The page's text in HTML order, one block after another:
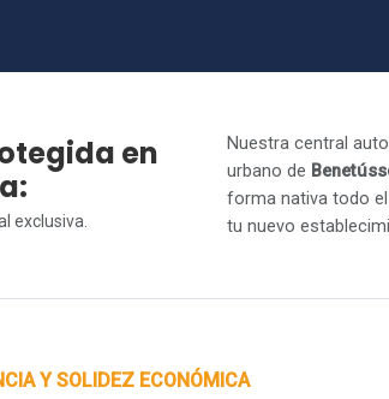
en
exclusiva.
Nuestra central
urbano de
forma nativa todo
tu nuevo
Y SOLIDEZ ECONÓMICA